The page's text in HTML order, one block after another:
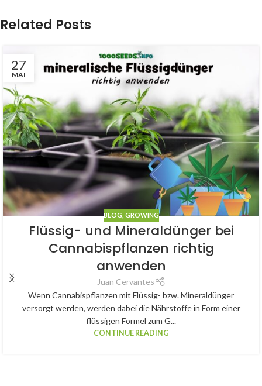
Related Posts
27
MAI
BLOG GROWING
Flüssig- und Mineraldünger bei
Cannabispflanzen richtig
anwenden
Juan Cervantes
Wenn Cannabispflanzen mit Flüssig- bzw. Mineraldünger
versorgt werden, werden dabei die Nährstoffe in Form einer
flüssigen Formel zum G...
CONTINUE READING